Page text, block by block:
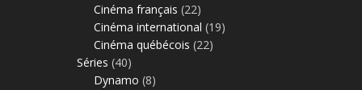
Cinéma français (22)
Cinéma international (19)
Cinéma québécois (22)
Séries (40)
Dynamo (8)